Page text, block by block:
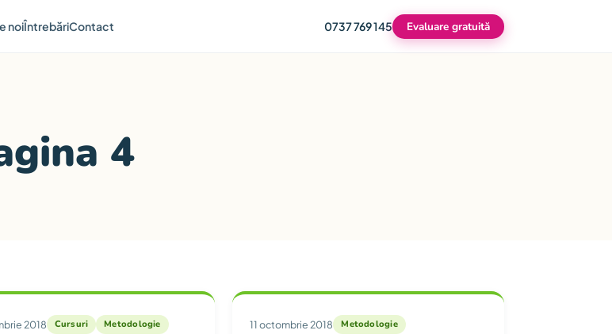
noiÎntrebăriContact 0737 769 145 Evaluare gratuită
4
— pagina 4
2018 Cursuri Metodologie 11 octombrie 2018 Metodologie